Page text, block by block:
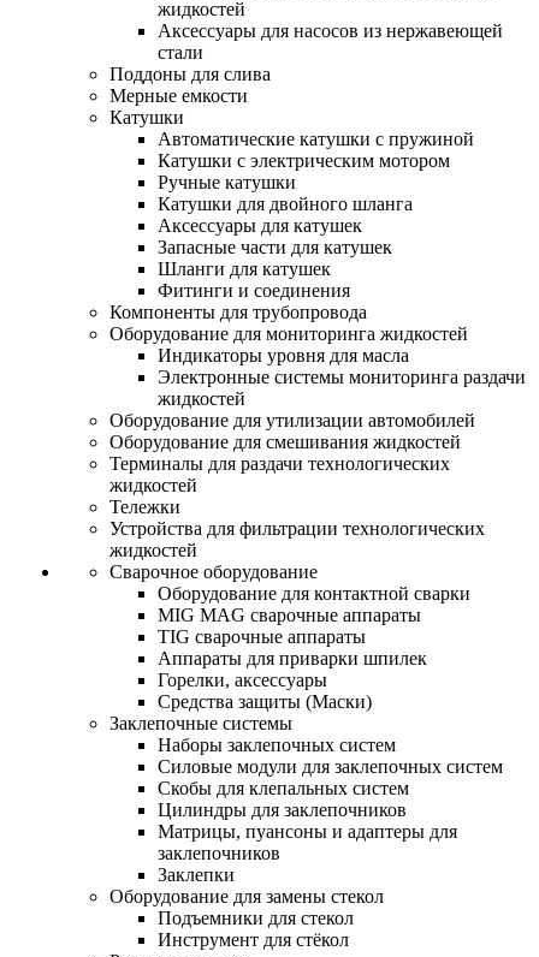
жидкостей
Аксессуары для насосов из нержавеющей
стали
Поддоны для слива
Мерные емкости
Катушки
Автоматические катушки с пружиной
Катушки с электрическим мотором
Ручные катушки
Катушки для двойного шланга
Аксессуары для катушек
Запасные части для катушек
Шланги для катушек
Фитинги и соединения
Компоненты для трубопровода
Оборудование для мониторинга жидкостей
Индикаторы уровня для масла
Электронные системы мониторинга раздачи
жидкостей
Оборудование для утилизации автомобилей
Оборудование для смешивания жидкостей
Терминалы для раздачи технологических
жидкостей
Тележки
Устройства для фильтрации технологических
жидкостей
Сварочное оборудование
Оборудование для контактной сварки
MIG MAG сварочные аппараты
TIG сварочные аппараты
Аппараты для приварки шпилек
Горелки, аксессуары
Средства защиты (Маски)
Заклепочные системы
Наборы заклепочных систем
Силовые модули для заклепочных систем
Скобы для клепальных систем
Цилиндры для заклепочников
Матрицы, пуансоны и адаптеры для
заклепочников
Заклепки
Оборудование для замены стекол
Подъемники для стекол
Инструмент для стёкол